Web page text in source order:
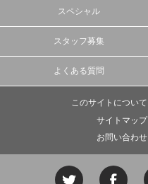
スペシャル
スタッフ募集
よくある質問
このサイトについて
サイトマップ
お問い合わせ